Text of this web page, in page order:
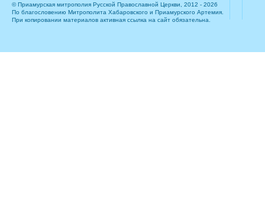
© Приамурская митрополия Русской Православной Церкви, 2012 - 2026
По благословению Митрополита Хабаровского и Приамурского Артемия.
При копировании материалов активная ссылка на сайт обязательна.